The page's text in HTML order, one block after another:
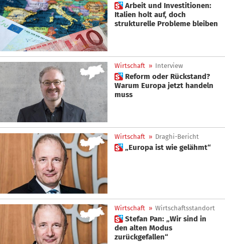
 Arbeit und Investitionen:
Italien holt auf, doch
strukturelle Probleme bleiben
Wirtschaft » Interview
 Reform oder Rückstand?
Warum Europa jetzt handeln
muss
Wirtschaft » Draghi-Bericht
 „Europa ist wie gelähmt“
Wirtschaft » Wirtschaftsstandort
 Stefan Pan: „Wir sind in
den alten Modus
zurückgefallen“